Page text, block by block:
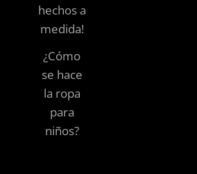
hechos a
medida!
¿Cómo
se hace
la ropa
para
niños?